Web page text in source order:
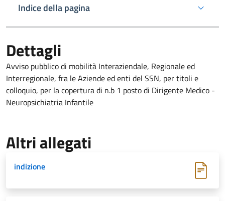
Indice della pagina
Dettagli
Avviso pubblico di mobilità Interaziendale, Regionale ed
Interregionale, fra le Aziende ed enti del SSN, per titoli e
colloquio, per la copertura di n.b 1 posto di Dirigente Medico -
Neuropsichiatria Infantile
Altri allegati
indizione